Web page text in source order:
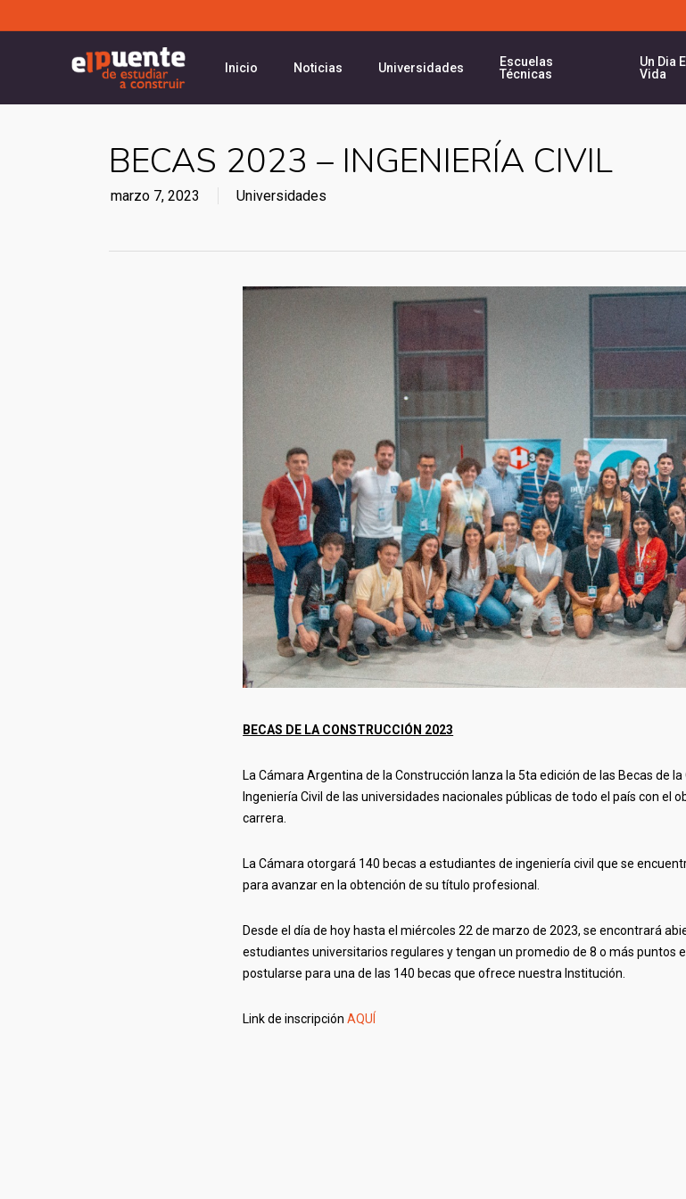
to
Inicio Noticias Universidades
Escuelas
Técnicas
Un Dia
Vida
BECAS 2023 – INGENIERÍA CIVIL
marzo 7, 2023 Universidades
BECAS DE LA CONSTRUCCIÓN 2023
La Cámara Argentina de la Construcción lanza la 5ta edición de las Becas de
Ingeniería Civil de las universidades nacionales públicas de todo el país con el
carrera.
La Cámara otorgará 140 becas a estudiantes de ingeniería civil que se
para avanzar en la obtención de su título profesional.
Desde el día de hoy hasta el miércoles 22 de marzo de 2023, se encontrará
estudiantes universitarios regulares y tengan un promedio de 8 o más puntos
postularse para una de las 140 becas que ofrece nuestra Institución.
Link de inscripciónAQUÍ